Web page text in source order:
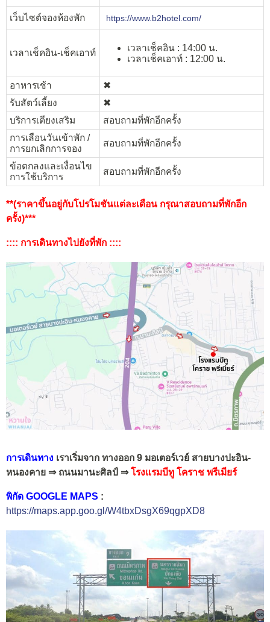
เว็บไซต์จองห้องพัก https://www.b2hotel.com/
เวลาเช็คอิน-เช็คเอาท์
เวลาเช็คอิน : 14:00 น.
เวลาเช็คเอาท์ : 12:00 น.
อาหารเช้า
✖︎
รับสัตว์เลี้ยง
✖︎
บริการเตียงเสริม
สอบถามที่พักอีกครั้ง
การเลือนวันเข้าพัก /
การยกเลิกการจอง
สอบถามที่พักอีกครั้ง
ข้อตกลงและเงื่อนไข
การใช้บริการ
สอบถามที่พักอีกครั้ง
**(ราคาขึ้นอยู่กับโปรโมชันแต่ละเดือน กรุณาสอบถามที่พักอีก
ครั้ง)***
:::: การเดินทางไปยังที่พัก ::::
การเดินทาง เราเริ่มจาก ทางออก 9 มอเตอร์เวย์ สายบางปะอิน-
หนองคาย ⇒ ถนนมานะศิลป์ ⇒โรงแรมบีทู โคราช พรีเมียร์
พิกัด GOOGLE MAPS :
https://maps.app.goo.gl/W4tbxDsgX69qgpXD8